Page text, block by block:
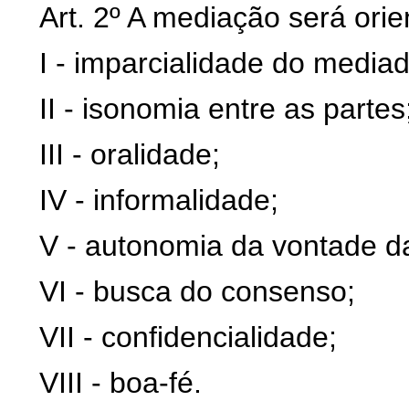
Art. 2º A mediação será
I - imparcialidade do
II - isonomia entre as
III - oralidade;
IV - informalidade;
V - autonomia da vontade
VI - busca do consenso;
VII - confidencialidade;
VIII - boa-fé.